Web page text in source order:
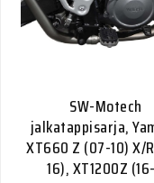
SW-Motech
jalkatappisarja,
XT660 Z (07-10) X/
16), XT1200Z